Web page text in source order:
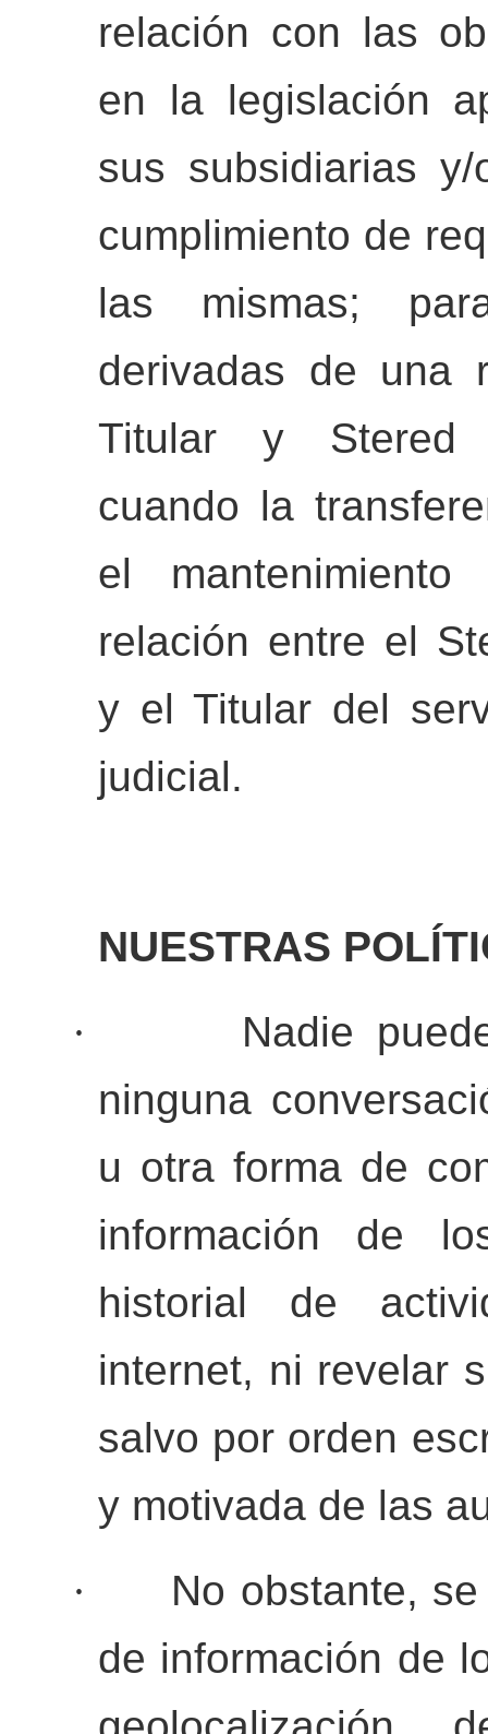
relación con las
en la legislación
sus subsidiarias
cumplimiento de
las mismas;
derivadas de una
Titular y Stered
cuando la
el
relación entre el
y el Titular del
judicial.
NUESTRAS
·
Nadie
ninguna
u otra forma de
información de
historial de
internet, ni revelar
salvo por orden
y motivada de las
·
No obstante,
de información de